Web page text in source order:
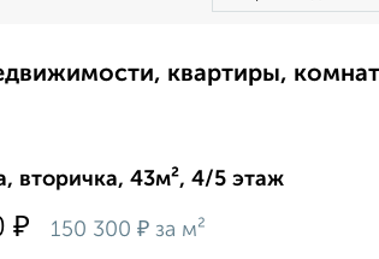
квартиры,
вторичка, 43м², 4/5 этаж
₽ 150 300 ₽ за м²